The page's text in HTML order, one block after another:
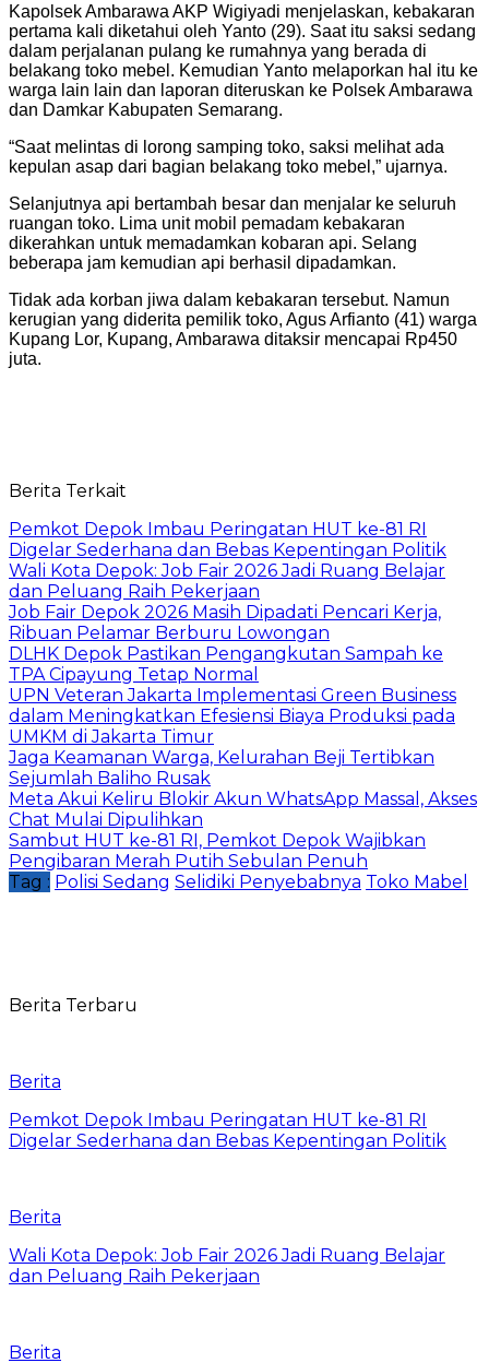
Kapolsek Ambarawa AKP Wigiyadi menjelaskan, kebakaran
pertama kali diketahui oleh Yanto (29). Saat itu saksi sedang
dalam perjalanan pulang ke rumahnya yang berada di
belakang toko mebel. Kemudian Yanto melaporkan hal itu ke
warga lain lain dan laporan diteruskan ke Polsek Ambarawa
dan Damkar Kabupaten Semarang.
“Saat melintas di lorong samping toko, saksi melihat ada
kepulan asap dari bagian belakang toko mebel,” ujarnya.
Selanjutnya api bertambah besar dan menjalar ke seluruh
ruangan toko. Lima unit mobil pemadam kebakaran
dikerahkan untuk memadamkan kobaran api. Selang
beberapa jam kemudian api berhasil dipadamkan.
Tidak ada korban jiwa dalam kebakaran tersebut. Namun
kerugian yang diderita pemilik toko, Agus Arfianto (41) warga
Kupang Lor, Kupang, Ambarawa ditaksir mencapai Rp450
juta.
Berita Terkait
Pemkot Depok Imbau Peringatan HUT ke-81 RI
Digelar Sederhana dan Bebas Kepentingan Politik
Wali Kota Depok: Job Fair 2026 Jadi Ruang Belajar
dan Peluang Raih Pekerjaan
Job Fair Depok 2026 Masih Dipadati Pencari Kerja,
Ribuan Pelamar Berburu Lowongan
DLHK Depok Pastikan Pengangkutan Sampah ke
TPA Cipayung Tetap Normal
UPN Veteran Jakarta Implementasi Green Business
dalam Meningkatkan Efesiensi Biaya Produksi pada
UMKM di Jakarta Timur
Jaga Keamanan Warga, Kelurahan Beji Tertibkan
Sejumlah Baliho Rusak
Meta Akui Keliru Blokir Akun WhatsApp Massal, Akses
Chat Mulai Dipulihkan
Sambut HUT ke-81 RI, Pemkot Depok Wajibkan
Pengibaran Merah Putih Sebulan Penuh
Tag : Polisi Sedang Selidiki Penyebabnya Toko Mabel
Berita Terbaru
Berita
Pemkot Depok Imbau Peringatan HUT ke-81 RI
Digelar Sederhana dan Bebas Kepentingan Politik
Berita
Wali Kota Depok: Job Fair 2026 Jadi Ruang Belajar
dan Peluang Raih Pekerjaan
Berita